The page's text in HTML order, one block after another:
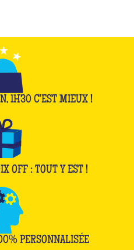
1H30 C'EST MIEUX !
OFF : TOUT Y EST !
PERSONNALISÉE